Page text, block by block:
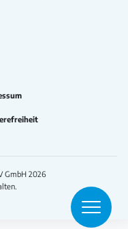
GmbH 2026